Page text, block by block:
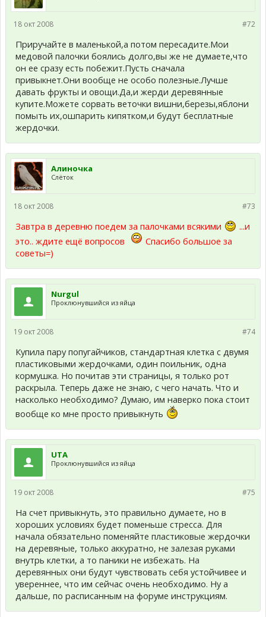
#72
18 окт 2008
Приручайте в маленькой,а потом пересадите.Мои
медовой палочки боялись долго,вы же не думаете,что
он ее сразу есть побежит.Пусть сначала
привыкнет.Они вообще не особо полезные.Лучше
давать фрукты и овощи.Да,и жерди деревянные
купите.Можете сорвать веточки вишни,березы,яблони
помыть их,ошпарить кипятком,и будут бесплатные
жердочки.
Алиночка
Слёток
#73
18 окт 2008
Завтра в деревню поедем за палочками всякими
...и
это.. ждите ещё вопросов
Спасибо большое за
советы=)
Nurgul
Проклюнувшийся из яйца
#74
19 окт 2008
Купила пару попугайчиков, стандартная клетка с двумя
пластиковыми жердочками, один поильник, одна
кормушка. Но почитав эти страницы, я только рот
раскрыла. Теперь даже не знаю, с чего начать. Что и
насколько необходимо? Думаю, им наверко пока стоит
вообще ко мне просто привыкнуть
UTA
Проклюнувшийся из яйца
#75
19 окт 2008
На счет привыкнуть, это правильно думаете, но в
хороших условиях будет поменьше стресса. Для
начала обязательно поменяйте пластиковые жердочки
на деревяные, только аккуратно, не залезая руками
внутрь клетки, а то паники не избежать. На
деревянных они будут чувствовать себя устойчивее и
увереннее, что им сейчас очень необходимо. Ну а
дальше, по расписанным на форуме инструкциям.